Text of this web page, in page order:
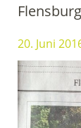
20. Juni